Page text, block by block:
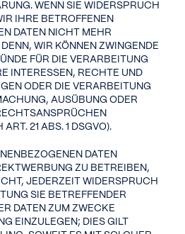
WENN SIE WIDERSPRUCH
IHRE BETROFFENEN
DATEN NICHT MEHR
WIR KÖNNEN ZWINGENDE
FÜR DIE VERARBEITUNG
INTERESSEN, RECHTE UND
ODER DIE VERARBEITUNG
AUSÜBUNG ODER
21 ABS. 1 DSGVO).
DATEN
ZU BETREIBEN,
JEDERZEIT WIDERSPRUCH
SIE BETREFFENDER
DATEN ZUM ZWECKE
EINZULEGEN; DIES GILT